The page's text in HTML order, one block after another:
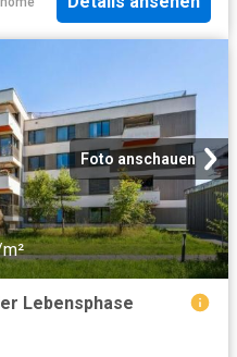
Foto anschauen
Lebensphase